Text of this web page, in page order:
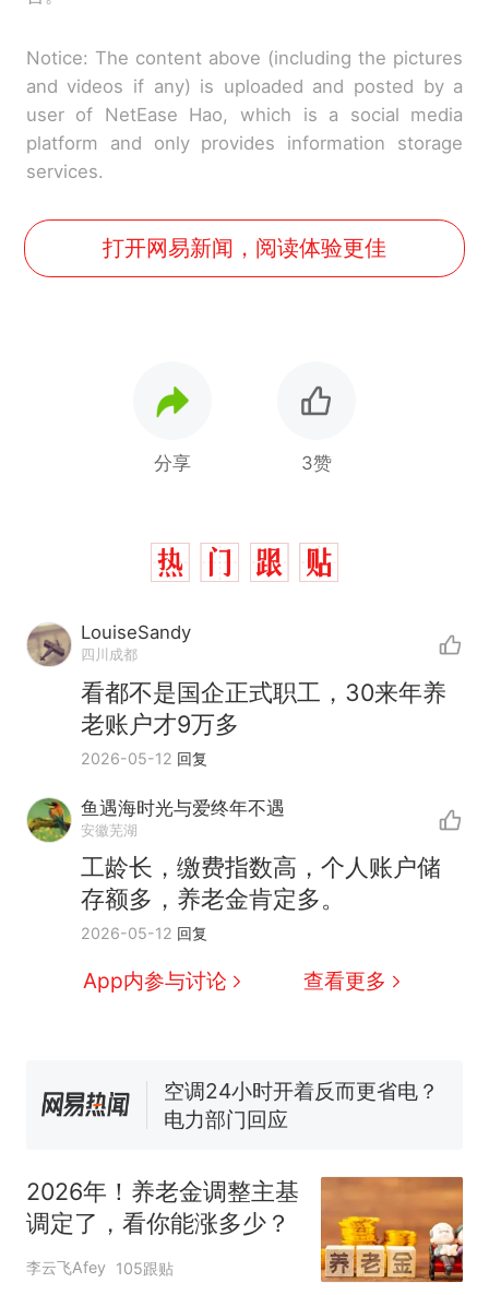
Notice: The content above (including the pictures
and videos if any) is uploaded and posted by a
user of NetEase Hao, which is a social media
platform and only provides information storage
services.
打开网易新闻，阅读体验更佳
分享 3赞
LouiseSandy
四川成都
看都不是国企正式职工，30来年养
老账户才9万多
2026-05-12 回复
鱼遇海时光与爱终年不遇
安徽芜湖
工龄长，缴费指数高，个人账户储
存额多，养老金肯定多。
2026-05-12 回复
App内参与讨论 查看更多
热 十多万人报名的考试，成绩
新 全球唯一没有法定首都的国
家，刚改国名，总统就邀请中
国大使骑行绕了几乎整个国境
线一圈，还曾两次到中国寻根
搬家报价570元，搬到楼下交
5060元才肯搬上楼！女子傻眼
了……
视频丨只要一枚命中就能让航
佛山一中学招聘物理教师，笔
试前13名均遭淘汰？教育局：
核查
全部作废，公平么？
2026年！养老金调整主基
调定了，看你能涨多少？
李云飞Afey 105跟贴